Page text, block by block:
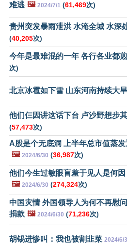
难逃 🖼️ 2024/7/1 (61,469次)
贵州突发暴雨泄洪 水淹全城 水深
(40,205次)
今年是最难混的一年 各行各业都煎
次)
北京冰雹如下雪 山东河南持续大旱
他们仨因讲这话下台 卢沙野想步
(57,473次)
A股是个无底洞 上半年总市值蒸
🖼️ 2024/6/30 (36,987次)
他们今生过敏眼盲羞于见人是何
🖼️ 2024/6/30 (274,324次)
中国灾情 外国领导人为何不再慰
捐款 🖼️ 2024/6/30 (71,236次)
胡锡进惨叫：我也被割韭菜 2024/6/